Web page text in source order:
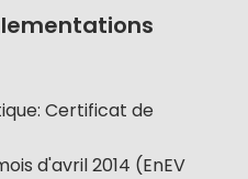
: Certificat de
d'avril 2014 (EnEV